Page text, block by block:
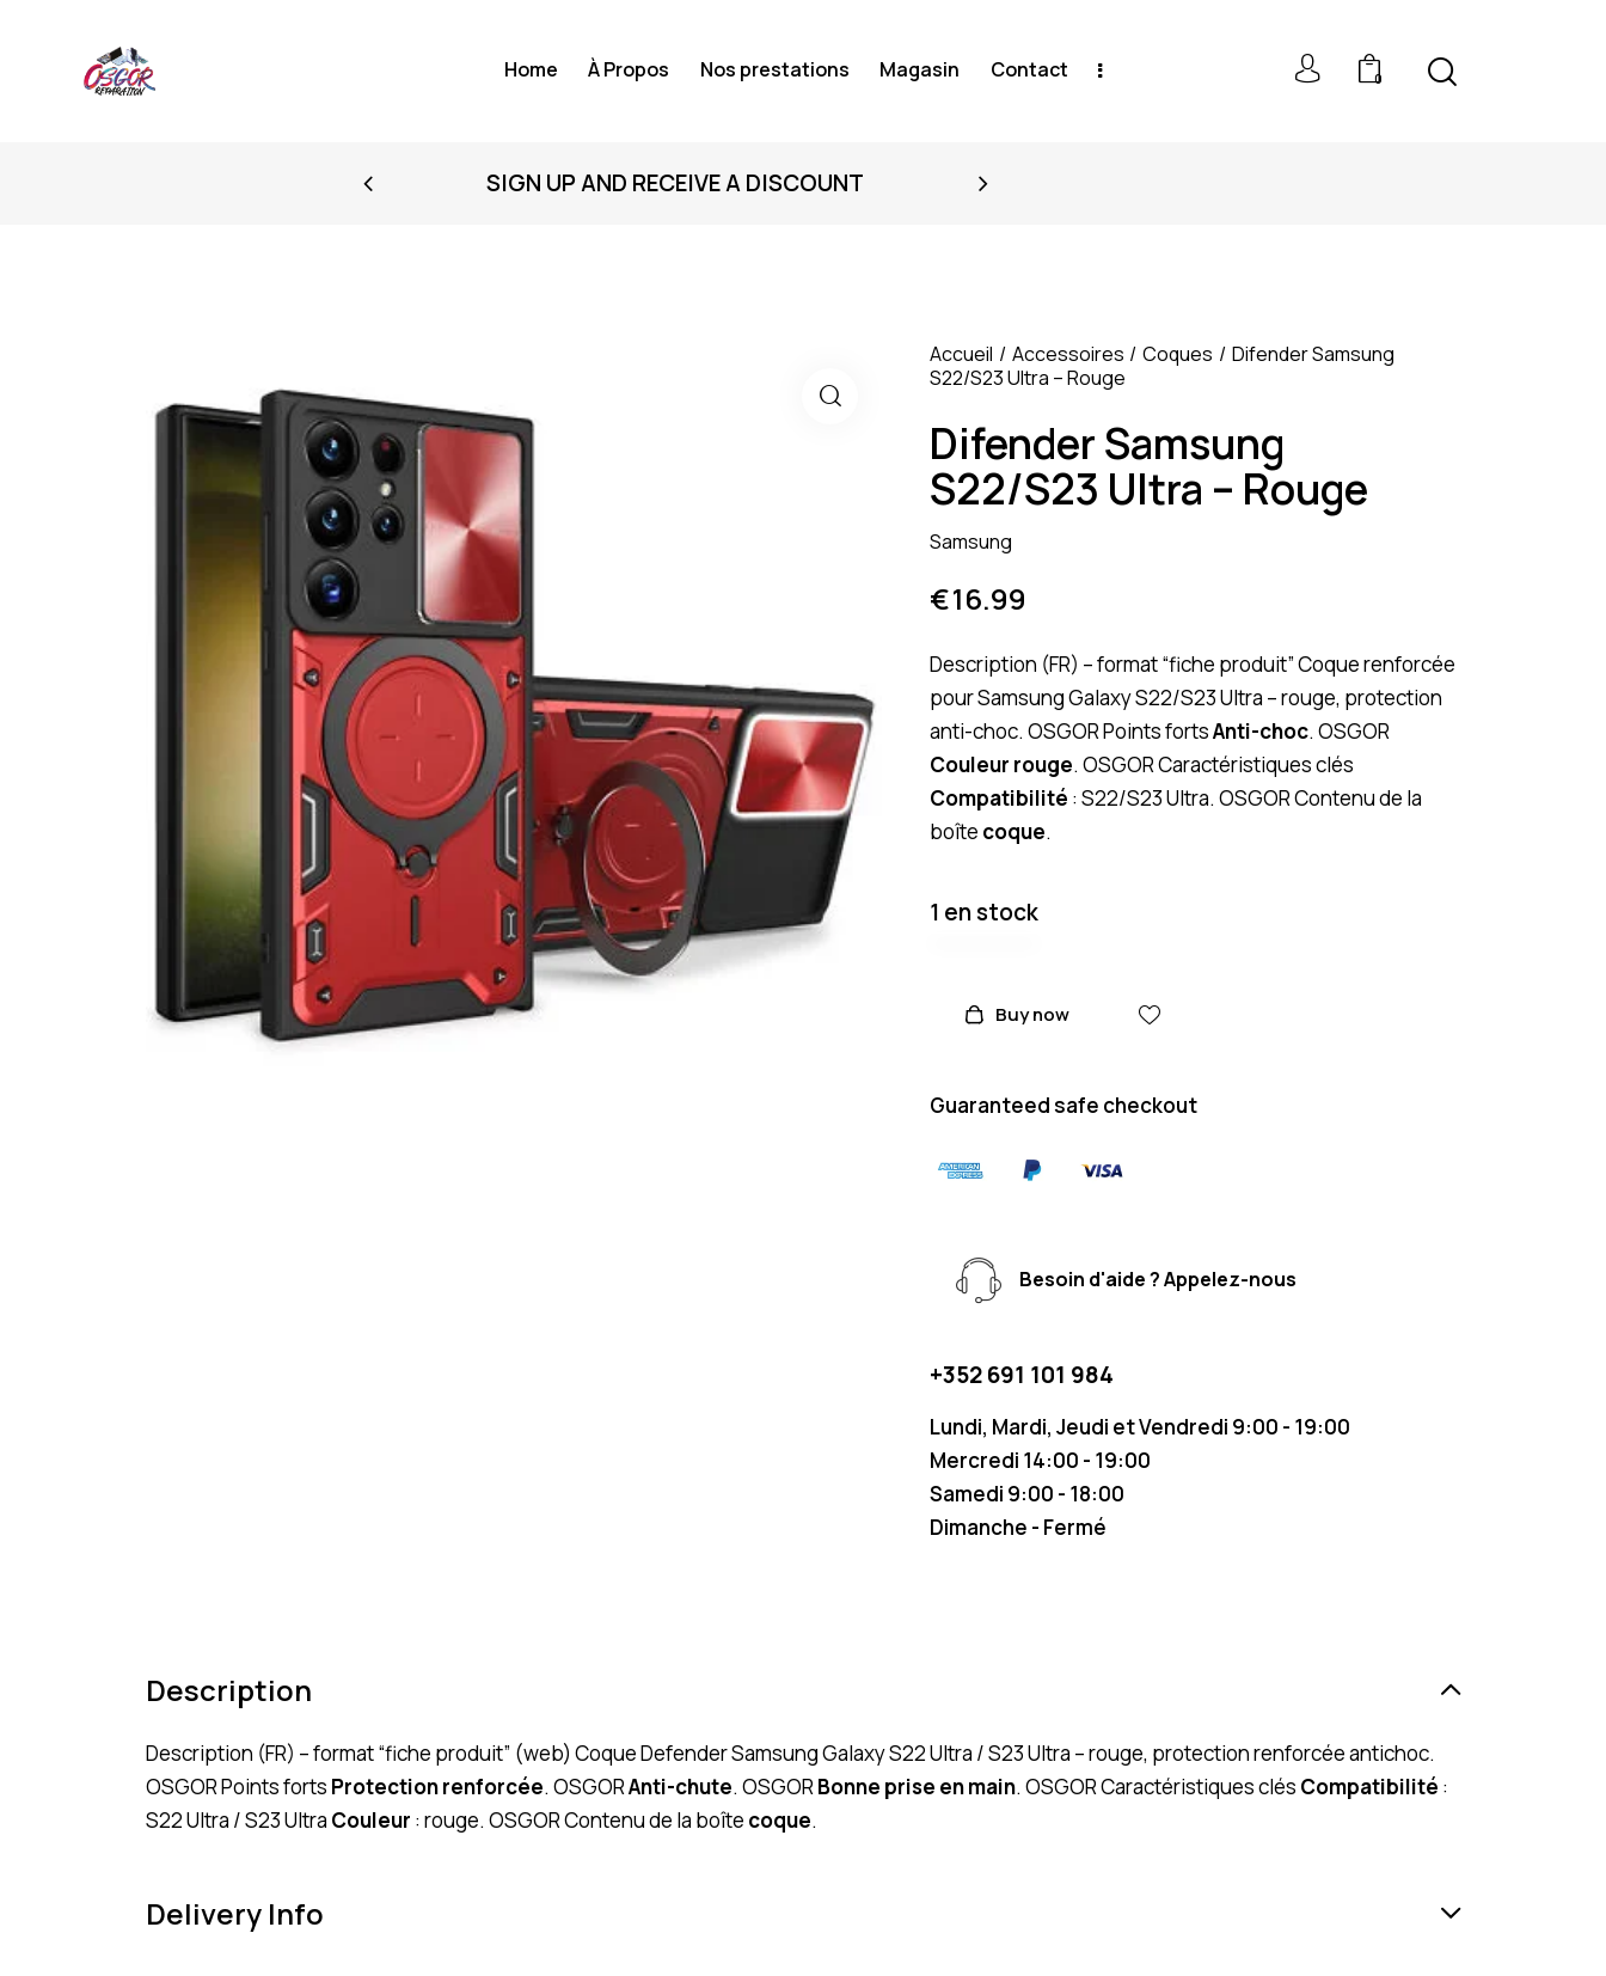
Home À Propos Nos prestations Magasin Contact 0
SIGN UP AND RECEIVE A DISCOUNT
Accueil Accessoires Coques
Difender Samsung
S22/S23 Ultra – Rouge
Difender Samsung
S22/S23 Ultra – Rouge
Samsung
€16.99
Description (FR) – format “fiche produit” Coque renforcée
pour Samsung Galaxy S22/S23 Ultra – rouge, protection
anti-choc. OSGOR Points fortsAnti-choc. OSGOR
Couleur rouge. OSGOR Caractéristiques clés
Compatibilité : S22/S23 Ultra. OSGOR Contenu de la
boîte coque.
1 en stock
Buy now
Guaranteed safe checkout
Besoin d'aide ? Appelez-nous
+352 691 101 984
Lundi, Mardi, Jeudi et Vendredi 9:00 - 19:00
Mercredi 14:00 - 19:00
Samedi 9:00 - 18:00
Dimanche - Fermé
Description
Description (FR) – format “fiche produit” (web) Coque Defender Samsung Galaxy S22 Ultra / S23 Ultra – rouge, protection renforcée antichoc.
OSGOR Points forts Protection renforcée. OSGORAnti-chute. OSGORBonne prise en main. OSGOR Caractéristiques clés Compatibilité :
S22 Ultra / S23 Ultra Couleur : rouge. OSGOR Contenu de la boîte coque.
Delivery Info